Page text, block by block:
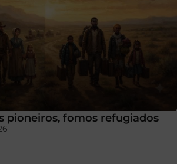
pioneiros, fomos refugiados